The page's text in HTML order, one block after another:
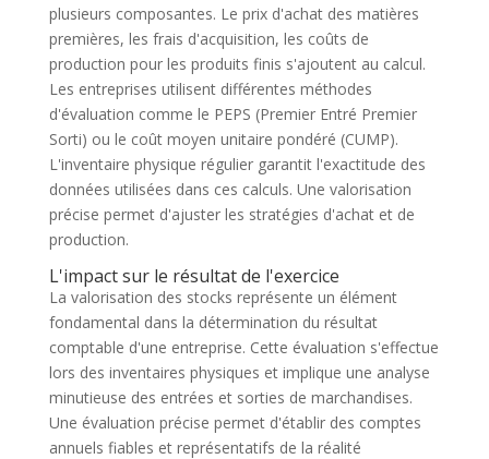
plusieurs composantes. Le prix d'achat des matières
premières, les frais d'acquisition, les coûts de
production pour les produits finis s'ajoutent au calcul.
Les entreprises utilisent différentes méthodes
d'évaluation comme le PEPS (Premier Entré Premier
Sorti) ou le coût moyen unitaire pondéré (CUMP).
L'inventaire physique régulier garantit l'exactitude des
données utilisées dans ces calculs. Une valorisation
précise permet d'ajuster les stratégies d'achat et de
production.
L'impact sur le résultat de l'exercice
La valorisation des stocks représente un élément
fondamental dans la détermination du résultat
comptable d'une entreprise. Cette évaluation s'effectue
lors des inventaires physiques et implique une analyse
minutieuse des entrées et sorties de marchandises.
Une évaluation précise permet d'établir des comptes
annuels fiables et représentatifs de la réalité